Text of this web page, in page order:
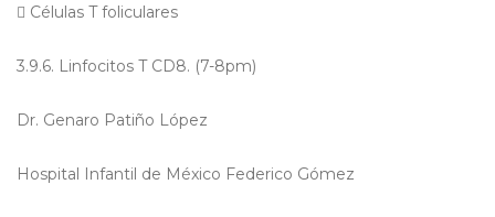
 Células T foliculares
3.9.6. Linfocitos T CD8. (7-8pm)
Dr. Genaro Patiño López
Hospital Infantil de México Federico Gómez